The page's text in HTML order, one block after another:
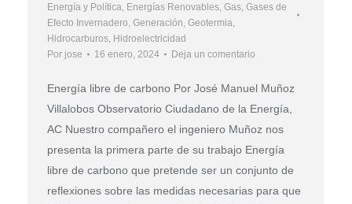
Energía y Política, Energías Renovables, Gas, Gases de
Efecto Invernadero, Generación, Geotermia,
Hidrocarburos, Hidroelectricidad
Por jose 16 enero, 2024 Deja un comentario
Energía libre de carbono Por José Manuel Muñoz
Villalobos Observatorio Ciudadano de la Energía,
AC Nuestro compañero el ingeniero Muñoz nos
presenta la primera parte de su trabajo Energía
libre de carbono que pretende ser un conjunto de
reflexiones sobre las medidas necesarias para que